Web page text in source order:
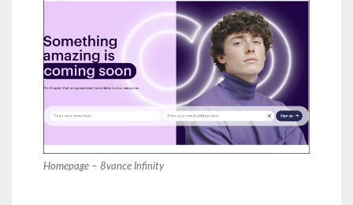
Homepage – 8vance Infinity